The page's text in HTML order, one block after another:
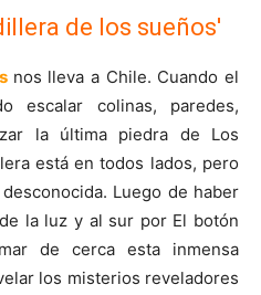
de los sueños'
nos lleva a Chile. Cuando el
escalar colinas, paredes,
la última piedra de Los
está en todos lados, pero
Luego de haber
la luz y al sur por El botón
de cerca esta inmensa
los misterios reveladores